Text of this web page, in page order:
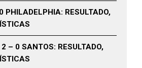
PHILADELPHIA: RESULTADO,
2 – 0 SANTOS: RESULTADO,